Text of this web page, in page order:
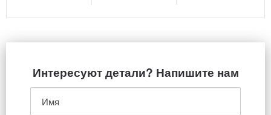
Интересуют детали? Напишите нам